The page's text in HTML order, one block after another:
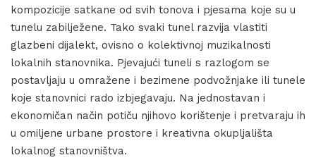
kompozicije satkane od svih tonova i pjesama koje su u
tunelu zabilježene. Tako svaki tunel razvija vlastiti
glazbeni dijalekt, ovisno o kolektivnoj muzikalnosti
lokalnih stanovnika. Pjevajući tuneli s razlogom se
postavljaju u omražene i bezimene podvožnjake ili tunele
koje stanovnici rado izbjegavaju. Na jednostavan i
ekonomičan način potiču njihovo korištenje i pretvaraju ih
u omiljene urbane prostore i kreativna okupljališta
lokalnog stanovništva.